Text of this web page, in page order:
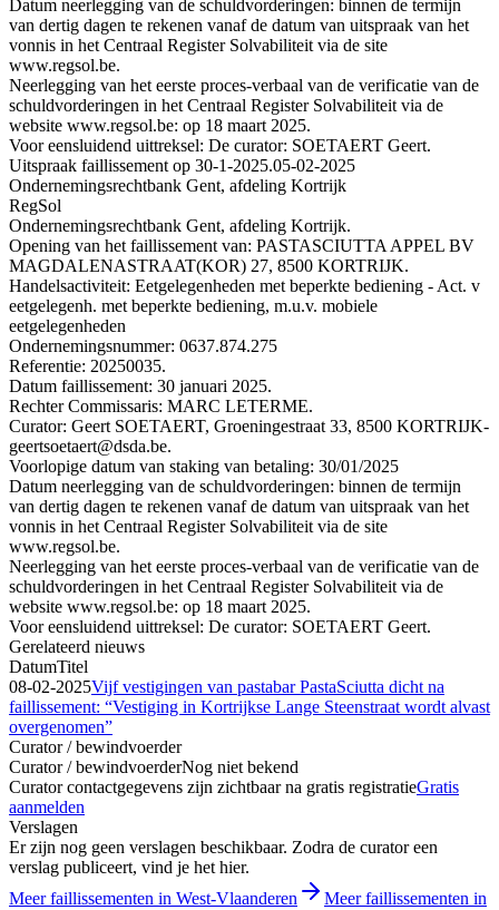
Datum neerlegging van de schuldvorderingen: binnen de termijn
van dertig dagen te rekenen vanaf de datum van uitspraak van het
vonnis in het Centraal Register Solvabiliteit via de site
www.regsol.be.
Neerlegging van het eerste proces-verbaal van de verificatie van de
schuldvorderingen in het Centraal Register Solvabiliteit via de
website www.regsol.be: op 18 maart 2025.
Voor eensluidend uittreksel: De curator: SOETAERT Geert.
Uitspraak faillissement op 30-1-2025.05-02-2025
Ondernemingsrechtbank Gent, afdeling Kortrijk
RegSol
Ondernemingsrechtbank Gent, afdeling Kortrijk.
Opening van het faillissement van: PASTASCIUTTA APPEL BV
MAGDALENASTRAAT(KOR) 27, 8500 KORTRIJK.
Handelsactiviteit: Eetgelegenheden met beperkte bediening - Act. v
eetgelegenh. met beperkte bediening, m.u.v. mobiele
eetgelegenheden
Ondernemingsnummer: 0637.874.275
Referentie: 20250035.
Datum faillissement: 30 januari 2025.
Rechter Commissaris: MARC LETERME.
Curator: Geert SOETAERT, Groeningestraat 33, 8500 KORTRIJK-
geertsoetaert@dsda.be.
Voorlopige datum van staking van betaling: 30/01/2025
Datum neerlegging van de schuldvorderingen: binnen de termijn
van dertig dagen te rekenen vanaf de datum van uitspraak van het
vonnis in het Centraal Register Solvabiliteit via de site
www.regsol.be.
Neerlegging van het eerste proces-verbaal van de verificatie van de
schuldvorderingen in het Centraal Register Solvabiliteit via de
website www.regsol.be: op 18 maart 2025.
Voor eensluidend uittreksel: De curator: SOETAERT Geert.
Gerelateerd nieuws
DatumTitel
08-02-2025Vijf vestigingen van pastabar PastaSciutta dicht na
faillissement: “Vestiging in Kortrijkse Lange Steenstraat wordt alvast
overgenomen”
Curator / bewindvoerder
Curator / bewindvoerderNog niet bekend
Curator contactgegevens zijn zichtbaar na gratis registratieGratis
aanmelden
Verslagen
Er zijn nog geen verslagen beschikbaar. Zodra de curator een
verslag publiceert, vind je het hier.
Meer faillissementen in West-Vlaanderen
Meer faillissementen in